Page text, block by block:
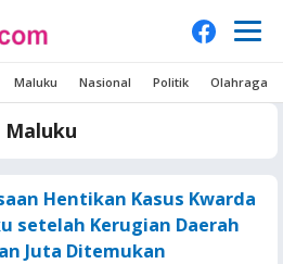
Maluku Nasional Politik Olahraga
Maluku
Hentikan Kasus Kwarda
setelah Kerugian Daerah
Juta Ditemukan